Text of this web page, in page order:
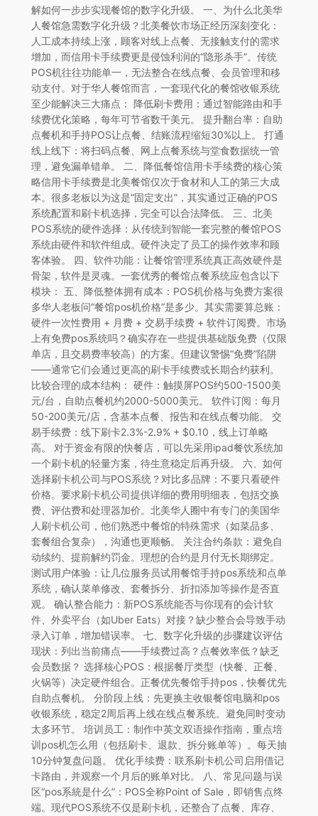
解如何一步步实现餐馆的数字化升级。 一、为什么北美华
人餐馆急需数字化升级？北美餐饮市场正经历深刻变化：
人工成本持续上涨，顾客对线上点餐、无接触支付的需求
增加，而信用卡手续费更是侵蚀利润的“隐形杀手”。传统
POS机往往功能单一，无法整合在线点餐、会员管理和移
动支付。对于华人餐馆而言，一套现代化的餐馆收银系统
至少能解决三大痛点： 降低刷卡费用：通过智能路由和手
续费优化策略，每年可节省数千美元。 提升翻台率：自助
点餐机和手持POS让点餐、结账流程缩短30%以上。 打通
线上线下：将扫码点餐、网上点餐系统与堂食数据统一管
理，避免漏单错单。 二、降低餐馆信用卡手续费的核心策
略信用卡手续费是北美餐馆仅次于食材和人工的第三大成
本。很多老板以为这是“固定支出”，其实通过正确的POS
系统配置和刷卡机选择，完全可以合法降低。 三、北美
POS系统的硬件选择：从传统到智能一套完整的餐馆POS
系统由硬件和软件组成。硬件决定了员工的操作效率和顾
客体验。 四、软件功能：让餐馆管理系统真正高效硬件是
骨架，软件是灵魂。一套优秀的餐馆点餐系统应包含以下
模块： 五、降低整体拥有成本：POS机价格与免费方案很
多华人老板问“餐馆pos机价格”是多少。其实需要算总账：
硬件一次性费用 + 月费 + 交易手续费 + 软件订阅费。市场
上有免费pos系统吗？确实存在一些提供基础版免费（仅限
单店，且交易费率较高）的方案。但建议警惕“免费”陷阱
——通常它们会通过更高的刷卡手续费或长期合约获利。
比较合理的成本结构： 硬件：触摸屏POS约500-1500美
元/台，自助点餐机约2000-5000美元。 软件订阅：每月
50-200美元/店，含基本点餐、报告和在线点餐功能。 交
易手续费：线下刷卡2.3%-2.9% + $0.10，线上订单略
高。 对于资金有限的快餐店，可以先采用ipad餐饮系统加
一个刷卡机的轻量方案，待生意稳定后再升级。 六、如何
选择刷卡机公司与POS系统？对比多品牌：不要只看硬件
价格。要求刷卡机公司提供详细的费用明细表，包括交换
费、评估费和处理器加价。北美华人圈中有专门的美国华
人刷卡机公司，他们熟悉中餐馆的特殊需求（如菜品多、
套餐组合复杂），沟通也更顺畅。 关注合约条款：避免自
动续约、提前解约罚金。理想的合约是月付无长期绑定。
测试用户体验：让几位服务员试用餐馆手持pos系统和点单
系统，确认菜单修改、套餐拆分、折扣添加等操作是否直
观。 确认整合能力：新POS系统能否与你现有的会计软
件、外卖平台（如Uber Eats）对接？缺少整合会导致手动
录入订单，增加错误率。 七、数字化升级的步骤建议评估
现状：列出当前痛点——手续费过高？点餐效率低？缺乏
会员数据？ 选择核心POS：根据餐厅类型（快餐、正餐、
火锅等）决定硬件组合。正餐优先餐馆手持pos，快餐优先
自助点餐机。 分阶段上线：先更换主收银餐馆电脑和pos
收银系统，稳定2周后再上线在线点餐系统。避免同时变动
太多环节。 培训员工：制作中英文双语操作指南，重点培
训pos机怎么用（包括刷卡、退款、拆分账单等）。每天抽
10分钟复盘问题。 优化手续费：联系刷卡机公司启用借记
卡路由，并观察一个月后的账单对比。 八、常见问题与误
区“pos系統是什么”：POS全称Point of Sale，即销售点终
端。现代POS系统不仅是刷卡机，还整合了点餐、库存、